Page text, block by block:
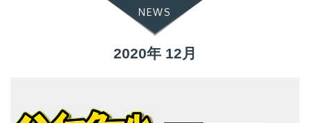
NEWS
2020年 12月